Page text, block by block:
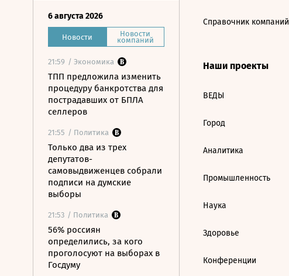
6 августа 2026
Новости Новости
компаний
21:59 / Экономика
ТПП предложила изменить
процедуру банкротства для
пострадавших от БПЛА
селлеров
21:55 / Политика
Только два из трех
депутатов-
самовыдвиженцев собрали
подписи на думские
выборы
21:53 / Политика
56% россиян
определились, за кого
проголосуют на выборах в
Госдуму
Справочник компаний
Наши проекты
ВЕДЫ
Город
Аналитика
Промышленность
Наука
Здоровье
Конференции